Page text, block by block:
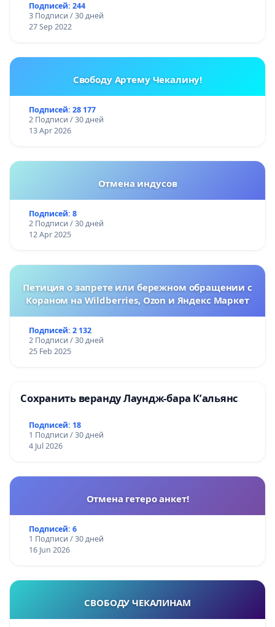
Подписей: 244
3 Подписи / 30 дней
27 Sep 2022
Свободу Артему Чекалину!
Подписей: 28 177
2 Подписи / 30 дней
13 Apr 2026
Отмена индусов
Подписей: 8
2 Подписи / 30 дней
12 Apr 2025
Петиция о запрете или бережном обращении с
Кораном на Wildberries, Ozon и Яндекс Маркет
Подписей: 2 132
2 Подписи / 30 дней
25 Feb 2025
Сохранить веранду Лаундж-бара К’альянс
Подписей: 18
1 Подписи / 30 дней
4 Jul 2026
Отмена гетеро анкет!
Подписей: 6
1 Подписи / 30 дней
16 Jun 2026
СВОБОДУ ЧЕКАЛИНАМ